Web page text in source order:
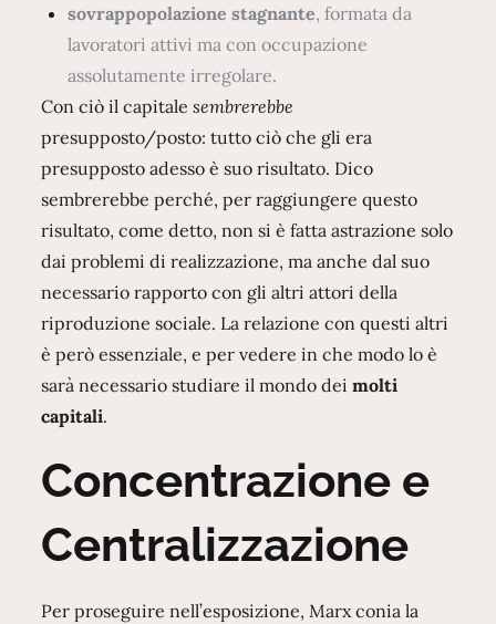
sovrappopolazione stagnante, formata da
lavoratori attivi ma con occupazione
assolutamente irregolare.
Con ciò il capitalesembrerebbe
presupposto/posto: tutto ciò che gli era
presupposto adesso è suo risultato. Dico
sembrerebbe perché, per raggiungere questo
risultato, come detto, non si è fatta astrazione solo
dai problemi di realizzazione, ma anche dal suo
necessario rapporto con gli altri attori della
riproduzione sociale. La relazione con questi altri
è però essenziale, e per vedere in che modo lo è
sarà necessario studiare il mondo deimolti
capitali.
Concentrazione e
Centralizzazione
Per proseguire nell’esposizione, Marx conia la